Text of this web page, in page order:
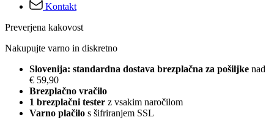
Kontakt
Preverjena kakovost
Nakupujte varno in diskretno
Slovenija: standardna dostava brezplačna za pošiljke nad
€ 59,90
Brezplačno vračilo
1 brezplačni tester z vsakim naročilom
Varno plačilo s šifriranjem SSL